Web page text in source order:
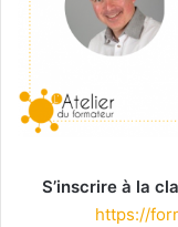
S’inscrire à la
https://